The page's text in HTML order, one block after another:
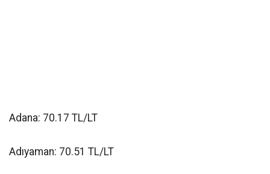
Adana: 70.17 TL/LT
Adıyaman: 70.51 TL/LT